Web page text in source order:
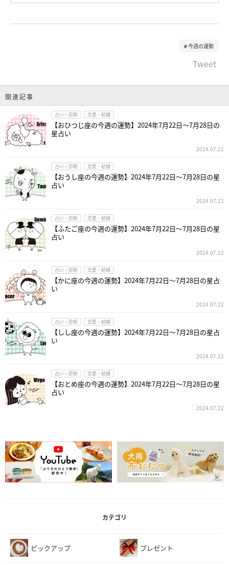
今週の運勢
Tweet
関連記事
占い・診断 恋愛・結婚
【おひつじ座の今週の運勢】2024年7月22日～7月28日の
星占い
2024.07.22
占い・診断 恋愛・結婚
【おうし座の今週の運勢】2024年7月22日～7月28日の星
占い
2024.07.22
占い・診断 恋愛・結婚
【ふたご座の今週の運勢】2024年7月22日～7月28日の星
占い
2024.07.22
占い・診断 恋愛・結婚
【かに座の今週の運勢】2024年7月22日～7月28日の星占
い
2024.07.22
占い・診断 恋愛・結婚
【しし座の今週の運勢】2024年7月22日～7月28日の星占
い
2024.07.22
占い・診断 恋愛・結婚
【おとめ座の今週の運勢】2024年7月22日～7月28日の星
占い
2024.07.22
カテゴリ
ピックアップ プレゼント